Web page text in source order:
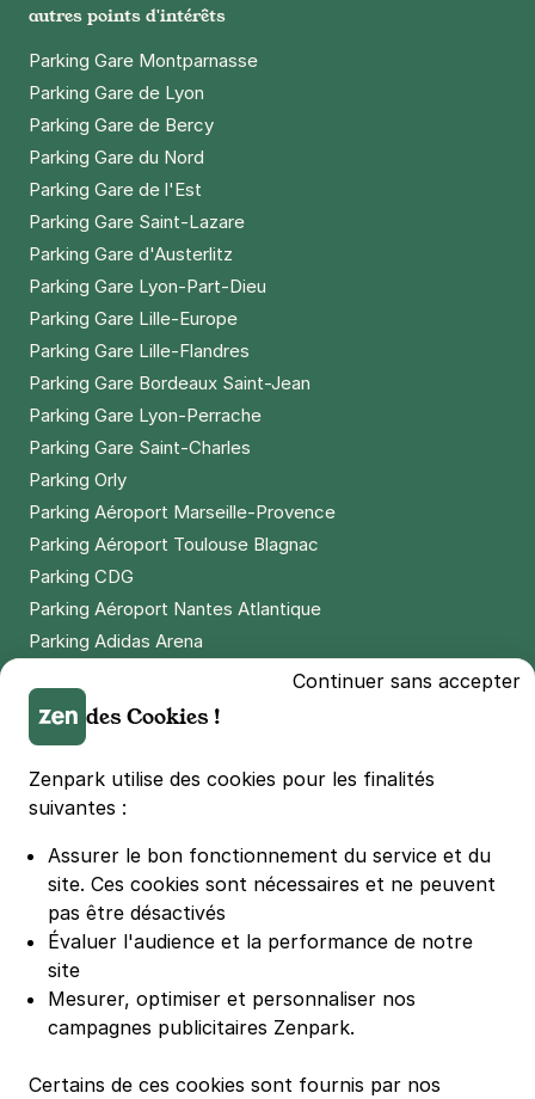
23 €/jour,79 €/semaine(tarifs dégressifs)
Réserver
+ Abonnements disponibles
Vieux Saint Ouen
93400Saint-Ouen
4,6(39 avis)
+ Abonnements disponibles
Dieumegard - Métro Garibaldi -
17 rue Dieumegard
93400Saint-Ouen
Réserver
+ Abonnements disponibles
Carrefour Pleyel - Saint Denis
93400Saint-Ouen
23 €/jour,79 €/semaine(tarifs dégressifs)
Réserver
+ Abonnements disponibles
Gare Godillot - Saint Ouen
3,9(7 avis)
autres points d'intérêts
Parking Gare Montparnasse
Parking Gare de Lyon
Parking Gare de Bercy
Parking Gare du Nord
Parking Gare de l'Est
Parking Gare Saint-Lazare
Parking Gare d'Austerlitz
Parking Gare Lyon-Part-Dieu
Parking Gare Lille-Europe
Parking Gare Lille-Flandres
Parking Gare Bordeaux Saint-Jean
Parking Gare Lyon-Perrache
Parking Gare Saint-Charles
Parking Orly
Parking Aéroport Marseille-Provence
Parking Aéroport Toulouse Blagnac
Parking CDG
Parking Aéroport Nantes Atlantique
Parking Adidas Arena
Parking LDLC Arena
Parking Stade Pierre Mauroy
Parking Groupama Stadium
Parking Vélodrome
Parking Bercy
Parking La Défense Arena
Parking Les 4 temps
Parking Nation
Parking Porte de Versailles
Parking Lille Grand Palais
Parking Casino Barrière Lille
Continuer sans accepter
des Cookies !
Zenpark utilise des cookies pour les finalités
suivantes :
Assurer le bon fonctionnement du service et du
site. Ces cookies sont nécessaires et ne peuvent
pas être désactivés
Évaluer l'audience et la performance de notre
site
Mesurer, optimiser et personnaliser nos
campagnes publicitaires Zenpark.
Certains de ces cookies sont fournis par nos